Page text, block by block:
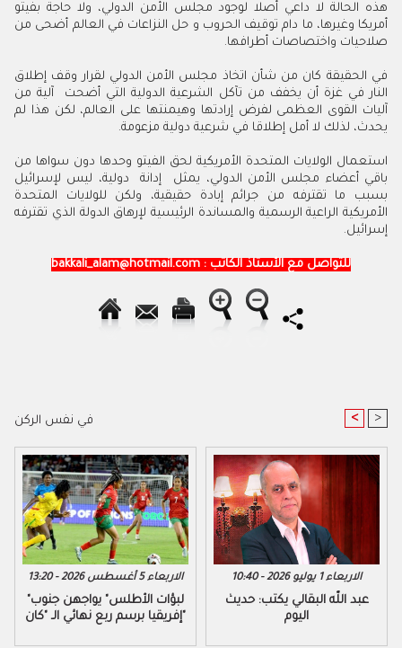
هذه الحالة لا داعي أصلا لوجود مجلس الأمن الدولي، ولا حاجة بفيتو
أمريكا وغيرها، ما دام توقيف الحروب و حل النزاعات في العالم أضحى من
صلاحيات واختصاصات أطرافها.
في الحقيقة كان من شأن اتخاذ مجلس الأمن الدولي لقرار وقف إطلاق
النار في غزة أن يخفف من تآكل الشرعية الدولية التي أضحت آلية من
آليات القوى العظمى لفرض إرادتها وهيمنتها على العالم، لكن هذا لم
يحدث، لذلك لا أمل إطلاقا في شرعية دولية مزعومة.
استعمال الولايات المتحدة الأمريكية لحق الفيتو وحدها دون سواها من
باقي أعضاء مجلس الأمن الدولي، يمثل إدانة دولية، ليس لإسرائيل
بسبب ما تقترفه من جرائم إبادة حقيقية، ولكن للولايات المتحدة
الأمريكية الراعية الرسمية والمساندة الرئيسية لإرهاق الدولة الذي تقترفه
إسرائيل.
للتواصل مع الأستاذ الكاتب : bakkali_alam@hotmail.com
في نفس الركن < >
الاربعاء 5 أغسطس 2026 - 13:20
"لبؤات الأطلس" يواجهن جنوب
إفريقيا برسم ربع نهائي الـ "كان"
الاربعاء 1 يوليو 2026 - 10:40
عبد اللّه البقالي يكتب: حديث
اليوم